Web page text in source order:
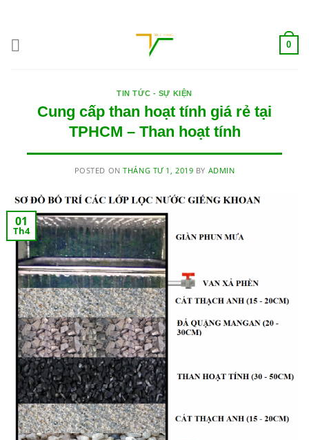
content
0
TIN TỨC - SỰ KIỆN
Cung cấp than hoạt tính giá rẻ tại
TPHCM – Than hoạt tính
POSTED ONTHÁNG TƯ 1, 2019 BY ADMIN
01
Th4